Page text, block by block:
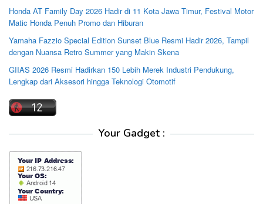
Honda AT Family Day 2026 Hadir di 11 Kota Jawa Timur, Festival Motor
Matic Honda Penuh Promo dan Hiburan
Yamaha Fazzio Special Edition Sunset Blue Resmi Hadir 2026, Tampil
dengan Nuansa Retro Summer yang Makin Skena
GIIAS 2026 Resmi Hadirkan 150 Lebih Merek Industri Pendukung,
Lengkap dari Aksesori hingga Teknologi Otomotif
Your Gadget :